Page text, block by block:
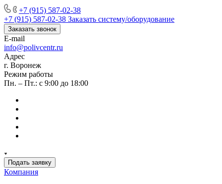
+7 (915) 587-02-38
+7 (915) 587-02-38 Заказать систему/оборудование
Заказать звонок
E-mail
info@polivcentr.ru
Адрес
г. Воронеж
Режим работы
Пн. – Пт.: с 9:00 до 18:00
Подать заявку
Компания